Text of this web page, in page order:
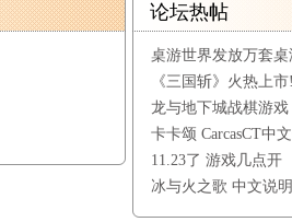
论坛热帖
桌游世界发放万套
《三国斩》火热上
龙与地下城战棋游戏
卡卡颂 CarcasCT中
11.23了 游戏几点开
冰与火之歌 中文说明